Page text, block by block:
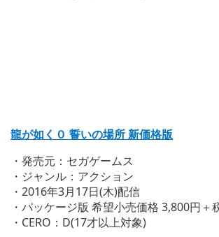
龍が如く０ 誓いの場所 新価格版
・発売元：セガゲームス
・ジャンル：アクション
・2016年3月17日(木)配信
・パッケージ版 希望小売価格 3,800円
・CERO：D(17才以上対象)